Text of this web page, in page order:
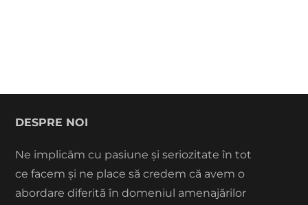
DESPRE NOI
Ne implicăm cu pasiune și seriozitate în tot
ce facem și ne place să credem că avem o
abordare diferită în domeniul amenajărilor